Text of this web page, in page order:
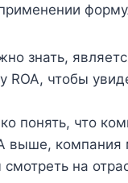
знать,
ROA, чтобы
понять, что
выше, компания
на